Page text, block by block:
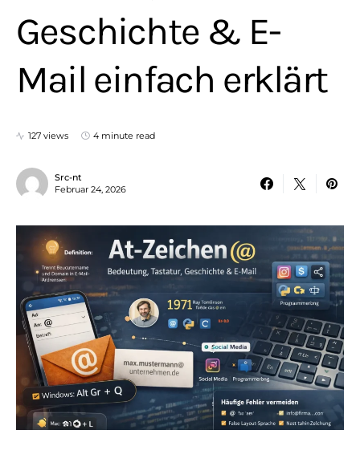
Geschichte & E-
Mail einfach erklärt
127 views 4 minute read
Src-nt
Februar 24, 2026